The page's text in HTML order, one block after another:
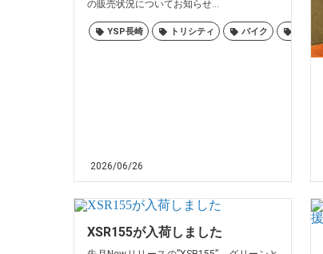
の販売状況についてお知らせ...
YSP長崎 トリシティ バイク
2026/06/26
XSR155が入荷しました